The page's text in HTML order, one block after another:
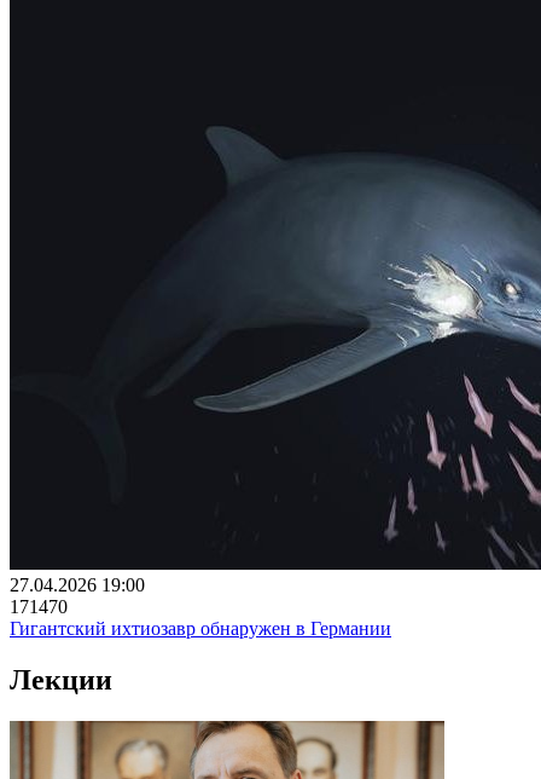
27.04.2026 19:00
171470
Гигантский ихтиозавр обнаружен в Германии
Лекции